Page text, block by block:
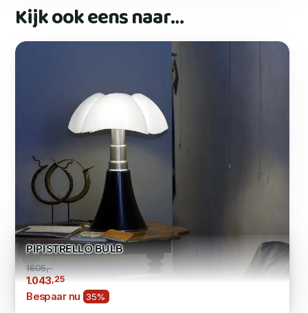
Kijk ook eens naar…
PIPISTRELLO BULB
1605,-
1.043,25
Bespaar nu 35%